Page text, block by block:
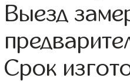
Выезд
Срок